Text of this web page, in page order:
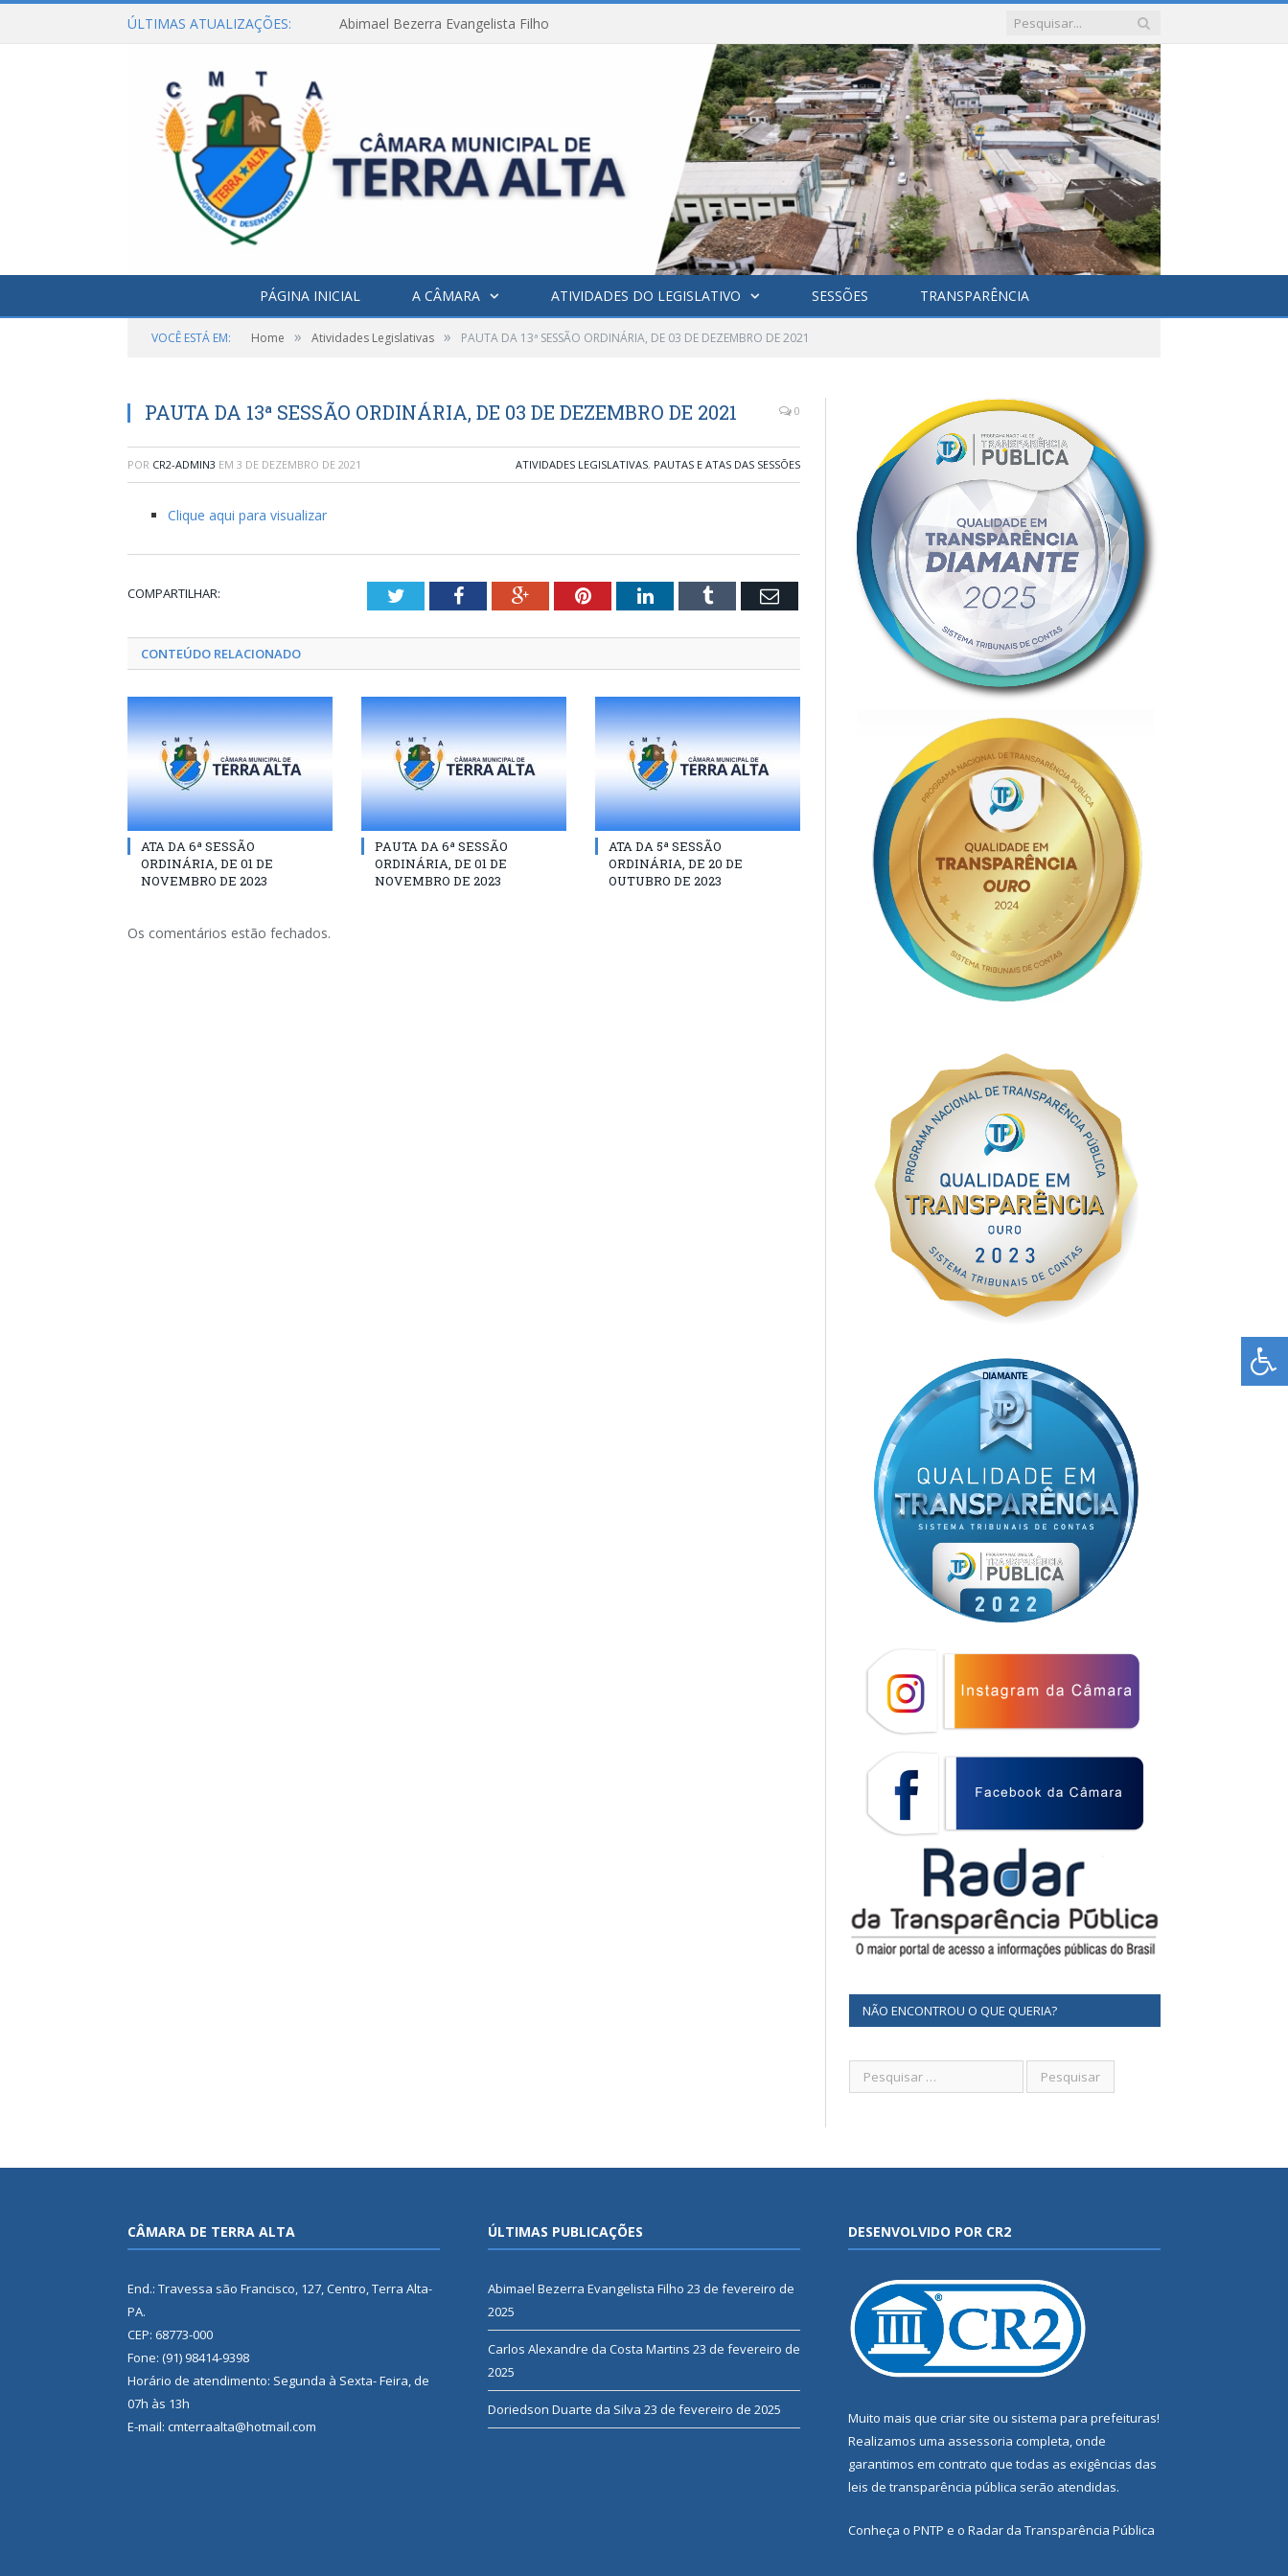
ÚLTIMAS ATUALIZAÇÕES: Abimael Bezerra Evangelista Filho
PÁGINA INICIAL A CÂMARA ATIVIDADES DO LEGISLATIVO SESSÕES TRANSPARÊNCIA
VOCÊ ESTÁ EM: Home » Atividades Legislativas » PAUTA DA 13ª SESSÃO ORDINÁRIA, DE 03 DE DEZEMBRO DE 2021
PAUTA DA 13ª SESSÃO ORDINÁRIA, DE 03 DE DEZEMBRO DE 2021 0
POR CR2-ADMIN3 EM 3 DE DEZEMBRO DE 2021 ATIVIDADES LEGISLATIVAS, PAUTAS E ATAS DAS SESSÕES
Clique aqui para visualizar
COMPARTILHAR: TwitterFacebookGoogle+PinterestLinkedInTumblr Email
CONTEÚDO RELACIONADO
ATA DA 6ª SESSÃO
ORDINÁRIA, DE 01 DE
NOVEMBRO DE 2023
PAUTA DA 6ª SESSÃO
ORDINÁRIA, DE 01 DE
NOVEMBRO DE 2023
ATA DA 5ª SESSÃO
ORDINÁRIA, DE 20 DE
OUTUBRO DE 2023
Os comentários estão fechados.
NÃO ENCONTROU O QUE QUERIA?
CÂMARA DE TERRA ALTA
End.: Travessa são Francisco, 127, Centro, Terra Alta-
PA.
CEP: 68773-000
Fone: (91) 98414-9398
Horário de atendimento: Segunda à Sexta- Feira, de
07h às 13h
E-mail: cmterraalta@hotmail.com
ÚLTIMAS PUBLICAÇÕES
Abimael Bezerra Evangelista Filho 23 de fevereiro de
2025
Carlos Alexandre da Costa Martins 23 de fevereiro de
2025
Doriedson Duarte da Silva 23 de fevereiro de 2025
DESENVOLVIDO POR CR2
Muito mais que criar site ou sistema para prefeituras!
Realizamos uma assessoria completa, onde
garantimos em contrato que todas as exigências das
leis de transparência pública serão atendidas.
Conheça o PNTP e o Radar da Transparência Pública